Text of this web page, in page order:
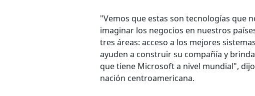
"Vemos que estas son tecnologías que
imaginar los negocios en nuestros
tres áreas: acceso a los mejores
ayuden a construir su compañía y
que tiene Microsoft a nivel mundial",
nación centroamericana.